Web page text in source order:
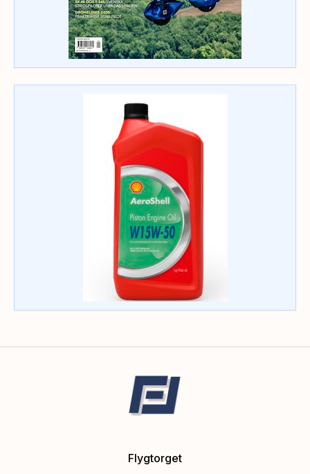
Flygtorget